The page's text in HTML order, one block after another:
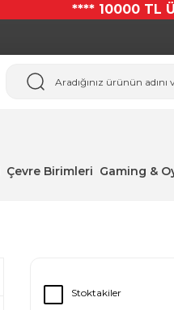
**** 10000 TL
Çevre Birimleri Gaming &
Stoktakiler